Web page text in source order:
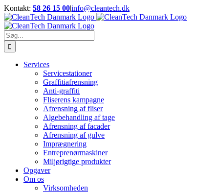
Skip
to
content
Kontakt: 58 26 15 00|info@cleantech.dk
Facebook
LinkedIn
YouTube
Søg
efter:
Services
Servicestationer
Graffitiafrensning
Anti-graffiti
Fliserens kampagne
Afrensning af fliser
Algebehandling af tage
Afrensning af facader
Afrensning af gulve
Imprægnering
Entreprenørmaskiner
Miljørigtige produkter
Opgaver
Om os
Virksomheden